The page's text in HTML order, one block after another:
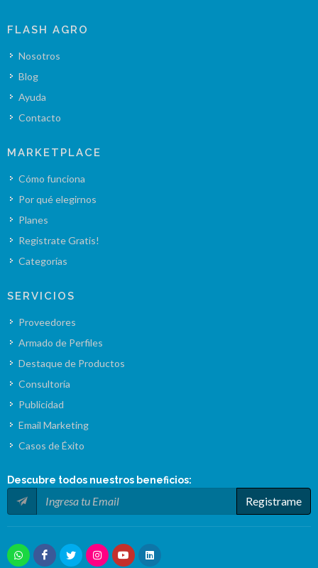
FLASH AGRO
Nosotros
Blog
Ayuda
Contacto
MARKETPLACE
Cómo funciona
Por qué elegirnos
Planes
Registrate Gratis!
Categorías
SERVICIOS
Proveedores
Armado de Perfiles
Destaque de Productos
Consultoría
Publicidad
Email Marketing
Casos de Éxito
Descubre todos nuestros beneficios:
Registrame